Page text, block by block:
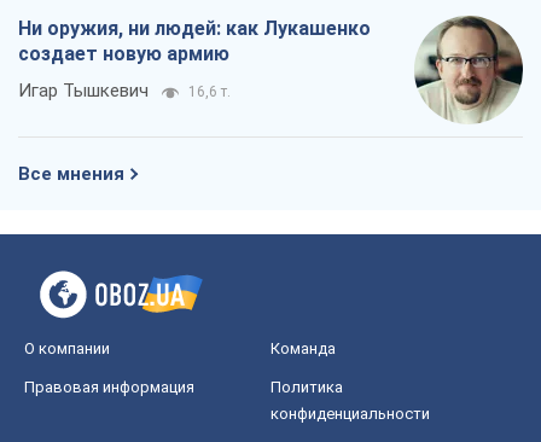
Ни оружия, ни людей: как Лукашенко
создает новую армию
Игар Тышкевич 16,6 т.
Все мнения
О компании Команда
Правовая информация
Политика
конфиденциальности